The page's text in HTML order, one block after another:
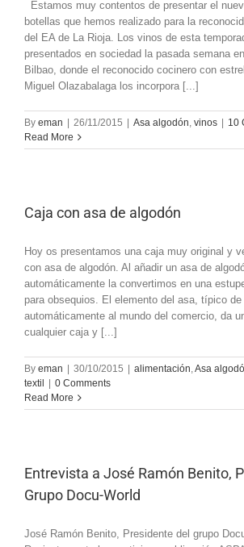
Estamos muy contentos de presentar el
botellas que hemos realizado para la
del EA de La Rioja. Los vinos de esta
presentados en sociedad la pasada semana
Bilbao, donde el reconocido cocinero con
Miguel Olazabalaga los incorpora [...]
By eman 26/11/2015 Asa algodón, vinos
10
Read More
Caja con asa de algodón
Hoy os presentamos una caja muy original y
con asa de algodón. Al añadir un asa de
automáticamente la convertimos en una
para obsequios. El elemento del asa, típico
automáticamente al mundo del comercio, da
cualquier caja y [...]
By eman 30/10/2015 alimentación,Asa
textil
0 Comments
Read More
Entrevista a José Ramón Benito,
Grupo Docu-World
José Ramón Benito, Presidente del grupo